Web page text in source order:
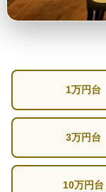
1万円台
3万円台
10万円台